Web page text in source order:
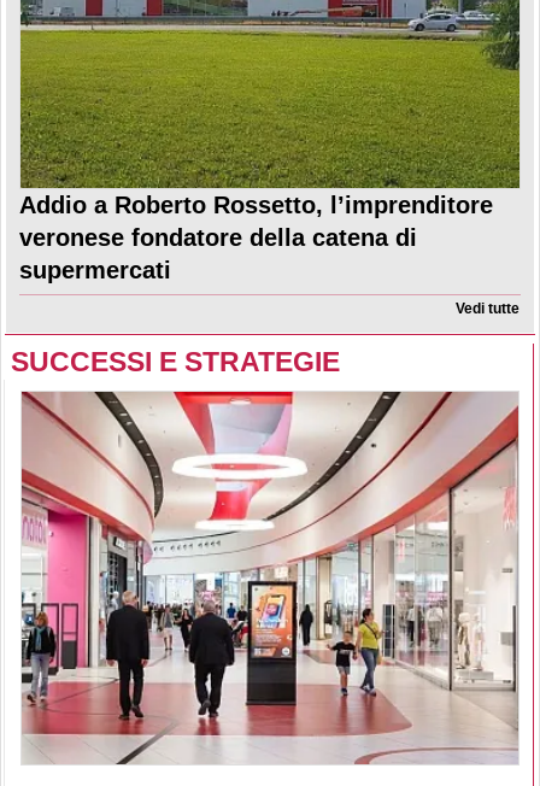
Addio a Roberto Rossetto, l’imprenditore
veronese fondatore della catena di
supermercati
Vedi tutte
SUCCESSI E STRATEGIE